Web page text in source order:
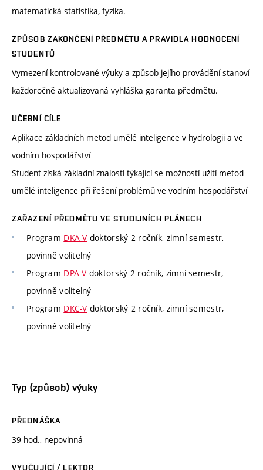
matematická statistika, fyzika.
ZPŮSOB ZAKONČENÍ PŘEDMĚTU A PRAVIDLA HODNOCENÍ
STUDENTŮ
Vymezení kontrolované výuky a způsob jejího provádění stanoví
každoročně aktualizovaná vyhláška garanta předmětu.
UČEBNÍ CÍLE
Aplikace základních metod umělé inteligence v hydrologii a ve
vodním hospodářství
Student získá základní znalosti týkající se možností užití metod
umělé inteligence při řešení problémů ve vodním hospodářství
ZAŘAZENÍ PŘEDMĚTU VE STUDIJNÍCH PLÁNECH
Program DKA-V doktorský 2 ročník, zimní semestr,
povinně volitelný
Program DPA-V doktorský 2 ročník, zimní semestr,
povinně volitelný
Program DKC-V doktorský 2 ročník, zimní semestr,
povinně volitelný
Typ (způsob) výuky
PŘEDNÁŠKA
39 hod., nepovinná
VYUČUJÍCÍ / LEKTOR